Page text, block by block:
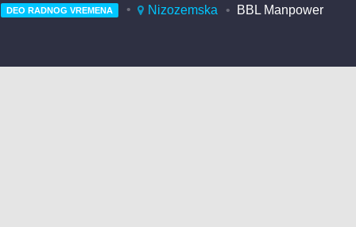
DEO RADNOG VREMENA Nizozemska BBL Manpower